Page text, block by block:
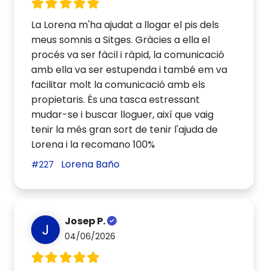
La Lorena m'ha ajudat a llogar el pis dels
meus somnis a Sitges. Gràcies a ella el
procés va ser fàcil i ràpid, la comunicació
amb ella va ser estupenda i també em va
facilitar molt la comunicació amb els
propietaris. És una tasca estressant
mudar-se i buscar lloguer, així que vaig
tenir la més gran sort de tenir l'ajuda de
Lorena i la recomano 100%
#227 Lorena Baño
J Josep P.
04/06/2026